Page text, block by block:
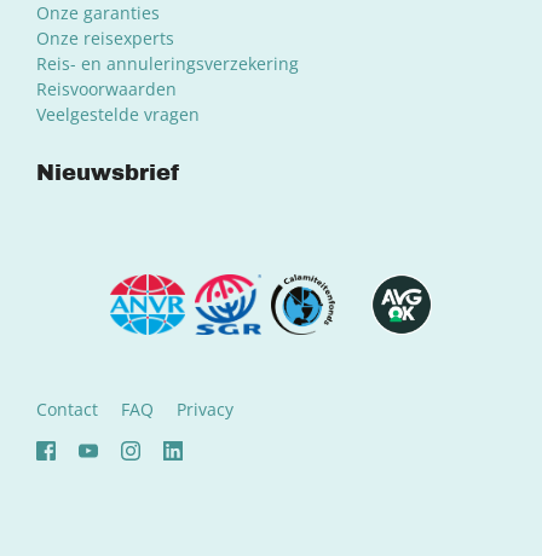
Onze garanties
Onze reisexperts
Reis- en annuleringsverzekering
Reisvoorwaarden
Veelgestelde vragen
Nieuwsbrief
Contact FAQ Privacy